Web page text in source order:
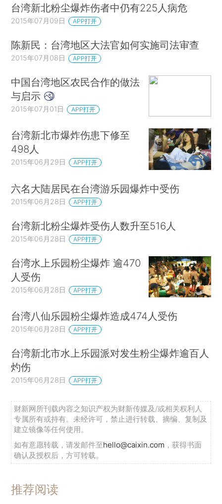
台湾新北粉尘爆炸伤者中仍有225人病危
2015年07月09日 APP打开
陈新民：台湾地区大法官如何实施司法审查
2015年07月08日 APP打开
中国台湾地区农民合作的做法
与启示
2015年07月01日 APP打开
台湾新北市爆炸伤患下修至
498人
2015年06月29日 APP打开
六名大陆居民在台湾游乐园爆炸中受伤
2015年06月28日 APP打开
台湾新北粉尘爆炸受伤人数升至516人
2015年06月28日 APP打开
台湾水上乐园粉尘爆炸 逾470
人受伤
2015年06月28日 APP打开
台湾八仙乐园粉尘爆炸造成474人受伤
2015年06月28日 APP打开
台湾新北市水上乐园派对发生粉尘爆炸逾百人
灼伤
2015年06月28日 APP打开
财新网所刊载内容之知识产权为财新传媒及/或相关权利人
专属所有或持有。未经许可，禁止进行转载、摘编、复制及
建立镜像等任何使用。
如有意愿转载，请发邮件至hello@caixin.com ，获得书面
确认及授权后，方可转载。
推荐阅读